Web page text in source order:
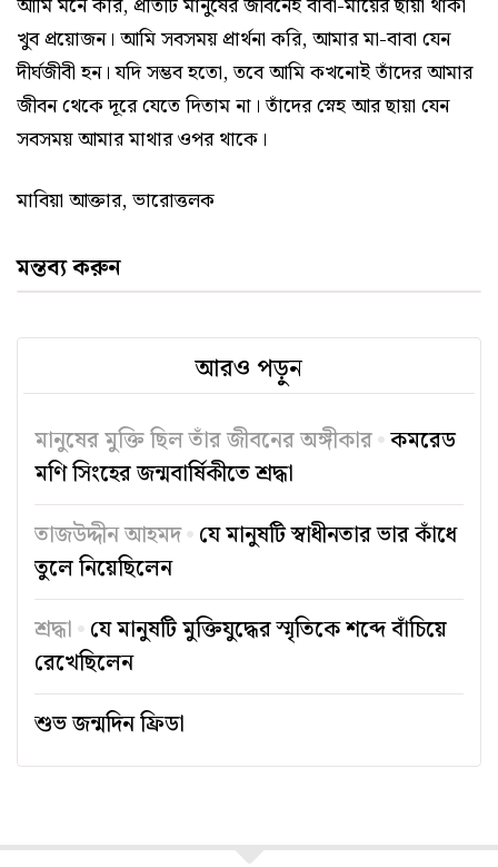
খুব প্রয়োজন। আমি সবসময় প্রার্থনা করি, আমার মা-বাবা যেন
দীর্ঘজীবী হন। যদি সম্ভব হতো, তবে আমি কখনোই তাঁদের আমার
জীবন থেকে দূরে যেতে দিতাম না। তাঁদের স্নেহ আর ছায়া যেন
সবসময় আমার মাথার ওপর থাকে।
মাবিয়া আক্তার, ভারোত্তলক
মন্তব্য করুন
আরও পড়ুন
মানুষের মুক্তি ছিল তাঁর জীবনের অঙ্গীকার কমরেড
মণি সিংহের জন্মবার্ষিকীতে শ্রদ্ধা
তাজউদ্দীন আহমদ যে মানুষটি স্বাধীনতার ভার কাঁধে
তুলে নিয়েছিলেন
শ্রদ্ধা যে মানুষটি মুক্তিযুদ্ধের স্মৃতিকে শব্দে বাঁচিয়ে
রেখেছিলেন
শুভ জন্মদিন ফ্রিডা